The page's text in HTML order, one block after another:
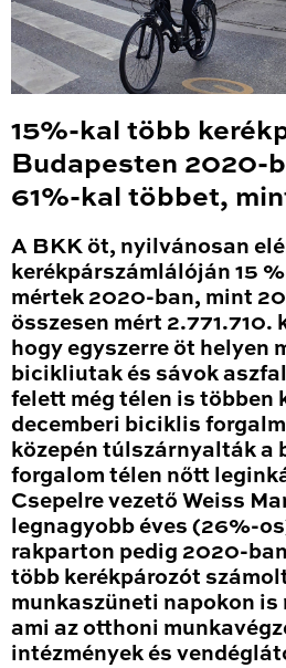
15%-kal több
Budapesten 2020-
61%-kal többet,
A BKK öt, nyilvánosan
kerékpárszámlálóján 15
mértek 2020-ban, mint
összesen mért 2.771.710.
hogy egyszerre öt helyen
bicikliutak és sávok
felett még télen is többen
decemberi biciklis
közepén túlszárnyalták a
forgalom télen nőtt
Csepelre vezető Weiss
legnagyobb éves (26%-
rakparton pedig 2020-
több kerékpározót
munkaszüneti napokon
ami az otthoni
intézmények és